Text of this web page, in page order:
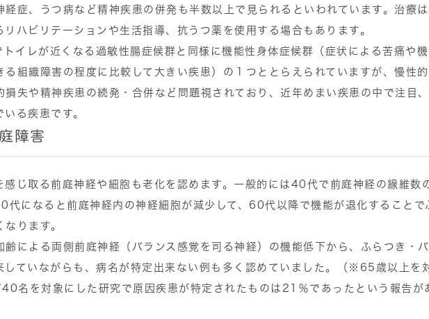
経症、うつ病など精神疾患の併発も半数以上で見られるといわれています。治療は
リハビリテーションや生活指導、抗うつ薬を使用する場合もあります。
イレが近くなる過敏性腸症候群と同様に機能性身体症候群（症状による苦痛や機
る組織障害の程度に比較して大きい疾患）の１つととらえられていますが、慢性的
損失や精神疾患の続発・合併など問題視されており、近年めまい疾患の中で注目、
る疾患です。
障害
感じ取る前庭神経や細胞も老化を認めます。一般的には40代で前庭神経の線維数
代になると前庭神経内の神経細胞が減少して、60代以降で機能が退化することで
ります。
齢による両側前庭神経（バランス感覚を司る神経）の機能低下から、ふらつき・バ
していながらも、病名が特定出来ない例も多く認めていました。（※65歳以上を
名を対象にした研究で原因疾患が特定されたものは21％であったという報告が